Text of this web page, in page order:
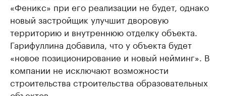
Крупные организации в
нефтегазовой промышленности
Найдите и проверьте данные в каталоге Посмотрите
«Феникс» при его реализации не будет, однако
новый застройщик улучшит дворовую
территорию и внутреннюю отделку объекта.
Гарифуллина добавила, что у объекта будет
«новое позиционирование и новый нейминг». В
компании не исключают возможности
строительства строительства образовательных